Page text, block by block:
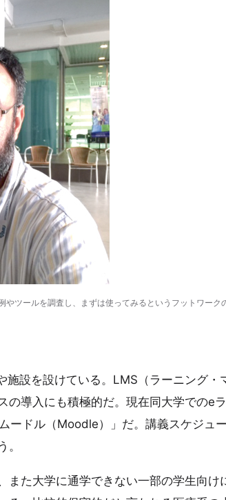
ツールを調査し、まずは使ってみるというフットワーク
設を設けている。LMS（ラーニング・
の導入にも積極的だ。現在同大学でのe
ードル（Moodle）」だ。講義スケジュ
また大学に通学できない一部の学生向け